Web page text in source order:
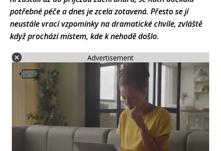
potřebné péče a dnes je zcela zotavená. Přesto se jí
neustále vrací vzpomínky na dramatické chvíle, zvláště
když prochází místem, kde k nehodě došlo.
Advertisement